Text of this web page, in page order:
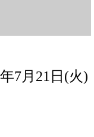
7月21日(火)